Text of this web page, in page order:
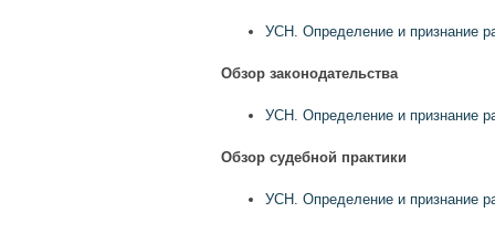
УСН. Определение и признание
Обзор законодательства
УСН. Определение и признание
Обзор судебной практики
УСН. Определение и признание